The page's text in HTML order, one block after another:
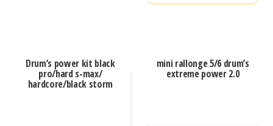
plusieurs
variations.
Drum’s power kit black
pro/hard s-max/
hardcore/black storm
mini rallonge 5/6 drum’s
extreme power 2.0